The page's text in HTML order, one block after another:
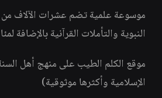
موسوعة علمية تضم عشرات الآلاف من
النبوية والتأملات القرآنية بالإضافة
موقع الكلم الطيب على منهج أهل
الإسلامية وأكثرها موثوقية)